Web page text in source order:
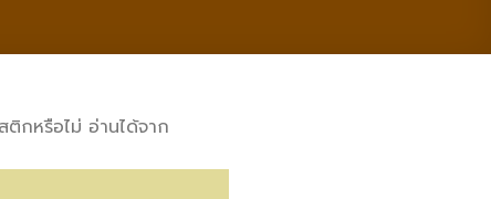
กหรือไม่ อ่านได้จาก